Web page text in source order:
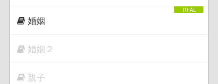
婚姻
婚姻２
親子